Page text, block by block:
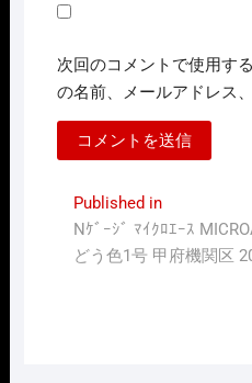
次回のコメントで使用す
の名前、メールアドレス
投
稿
Published in
Nｹﾞｰｼﾞ ﾏｲｸﾛｴｰｽ
どう色1号 甲府機関区